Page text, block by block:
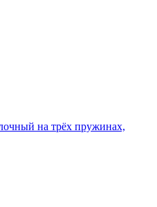
на трёх пружинах,